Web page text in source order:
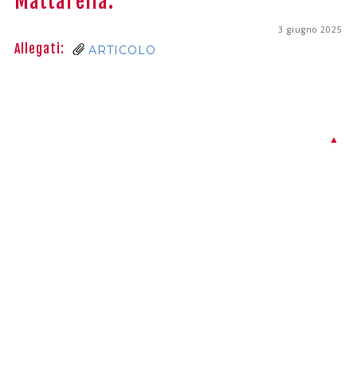
3 giugno 2025
Allegati: ARTICOLO
▲